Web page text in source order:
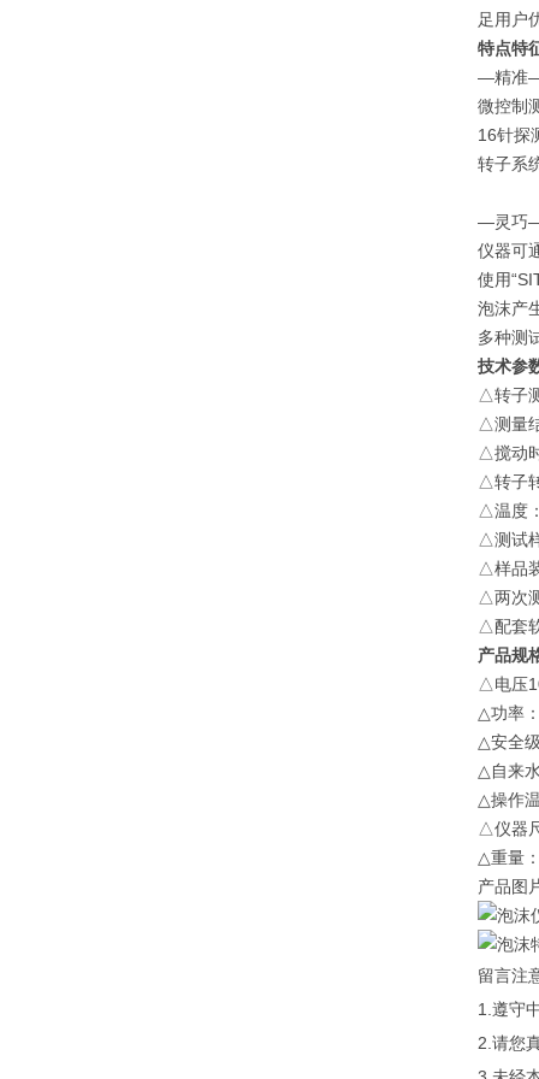
足用户
特点特
—精准
微控制
16针探
转子系
—灵巧
仪器可
使用
泡沫产
多种测
技术参
△转子
△测量
△搅动
△转子
△温度
△测试
△样品
△两次
△配套
产品规
△电压
△功率
△安全
△自来
△操作
△仪器
△重量
产品图
留言注
1.遵守
2.请您